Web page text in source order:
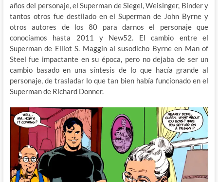
años del personaje, el Superman de Siegel, Weisinger, Binder y
tantos otros fue destilado en el Superman de John Byrne y
otros autores de los 80 para darnos el personaje que
conocíamos hasta 2011 y New52. El cambio entre el
Superman de Elliot S. Maggin al susodicho Byrne en Man of
Steel fue impactante en su época, pero no dejaba de ser un
cambio basado en una síntesis de lo que hacía grande al
personaje, de trasladar lo que tan bien había funcionado en el
Superman de Richard Donner.